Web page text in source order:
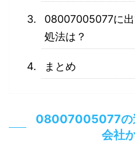
08007005077に
処法は？
まとめ
08007005077の
会社